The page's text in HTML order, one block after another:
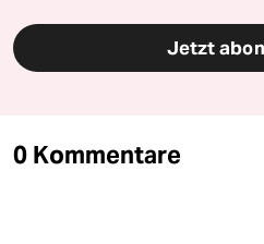
Jetzt
0 Kommentare